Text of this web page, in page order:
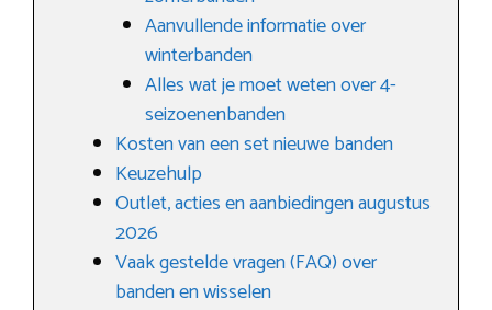
Aanvullende informatie over
winterbanden
Alles wat je moet weten over 4-
seizoenenbanden
Kosten van een set nieuwe banden
Keuzehulp
Outlet, acties en aanbiedingen augustus
2026
Vaak gestelde vragen (FAQ) over
banden en wisselen